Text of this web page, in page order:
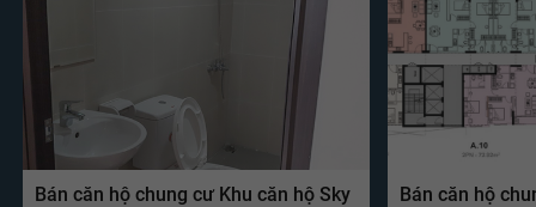
Bán căn hộ chung cư Khu căn hộ Sky Bán căn hộ